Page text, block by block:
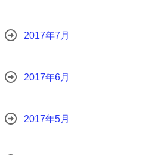
2017年7月
2017年6月
2017年5月